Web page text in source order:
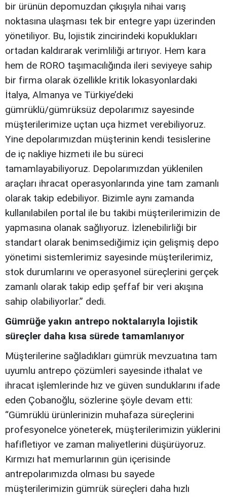
bir ürünün depomuzdan çıkışıyla nihai varış
noktasına ulaşması tek bir entegre yapı üzerinden
yönetiliyor. Bu, lojistik zincirindeki kopuklukları
ortadan kaldırarak verimliliği artırıyor. Hem kara
hem de RORO taşımacılığında ileri seviyeye sahip
bir firma olarak özellikle kritik lokasyonlardaki
İtalya, Almanya ve Türkiye’deki
gümrüklü/gümrüksüz depolarımız sayesinde
müşterilerimize uçtan uça hizmet verebiliyoruz.
Yine depolarımızdan müşterinin kendi tesislerine
de iç nakliye hizmeti ile bu süreci
tamamlayabiliyoruz. Depolarımızdan yüklenilen
araçları ihracat operasyonlarında yine tam zamanlı
olarak takip edebiliyor. Bizimle aynı zamanda
kullanılabilen portal ile bu takibi müşterilerimizin de
yapmasına olanak sağlıyoruz. İzlenebilirliği bir
standart olarak benimsediğimiz için gelişmiş depo
yönetimi sistemlerimiz sayesinde müşterilerimiz,
stok durumlarını ve operasyonel süreçlerini gerçek
zamanlı olarak takip edip şeffaf bir veri akışına
sahip olabiliyorlar.” dedi.
Gümrüğe yakın antrepo noktalarıyla lojistik
süreçler daha kısa sürede tamamlanıyor
Müşterilerine sağladıkları gümrük mevzuatına tam
uyumlu antrepo çözümleri sayesinde ithalat ve
ihracat işlemlerinde hız ve güven sunduklarını ifade
eden Çobanoğlu, sözlerine şöyle devam etti:
“Gümrüklü ürünlerinizin muhafaza süreçlerini
profesyonelce yöneterek, müşterilerimizin yüklerini
hafifletiyor ve zaman maliyetlerini düşürüyoruz.
Kırmızı hat memurlarının gün içerisinde
antrepolarımızda olması bu sayede
müşterilerimizin gümrük süreçleri daha hızlı